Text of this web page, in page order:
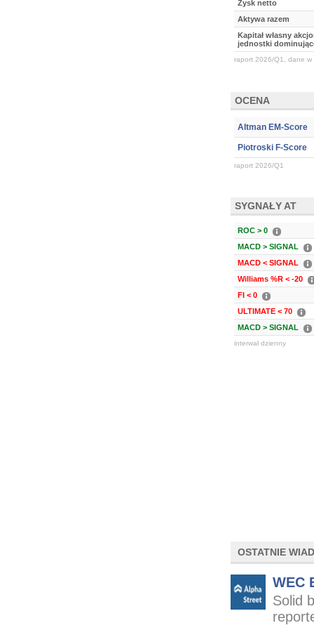
Zysk netto
Aktywa razem
Kapitał własny
jednostki
raport 2026/Q1, dane w
OCENA
Altman EM-Score
Piotroski F-Score
raport 2026/Q1
SYGNAŁY AT
ROC > 0
MACD > SIGNAL
MACD < SIGNAL
Williams %R < -20
FI < 0
ULTIMATE < 70
MACD > SIGNAL
interwał dzienny
OSTATNIE
WEC
Solid